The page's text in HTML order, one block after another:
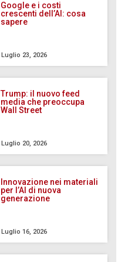
Google e i costi
crescenti dell’AI: cosa
sapere
Luglio 23, 2026
Trump: il nuovo feed
media che preoccupa
Wall Street
Luglio 20, 2026
Innovazione nei materiali
per l’AI di nuova
generazione
Luglio 16, 2026